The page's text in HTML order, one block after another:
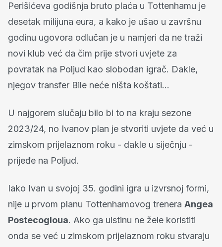
Perišićeva godišnja bruto plaća u Tottenhamu je
desetak milijuna eura, a kako je ušao u završnu
godinu ugovora odlučan je u namjeri da ne traži
novi klub već da čim prije stvori uvjete za
povratak na Poljud kao slobodan igrač. Dakle,
njegov transfer Bile neće ništa koštati...
U najgorem slučaju bilo bi to na kraju sezone
2023/24, no Ivanov plan je stvoriti uvjete da već u
zimskom prijelaznom roku - dakle u siječnju -
prijeđe na Poljud.
Iako Ivan u svojoj 35. godini igra u izvrsnoj formi,
nije u prvom planu Tottenhamovog trenera Angea
Postecogloua. Ako ga uistinu ne žele koristiti
onda se već u zimskom prijelaznom roku stvaraju